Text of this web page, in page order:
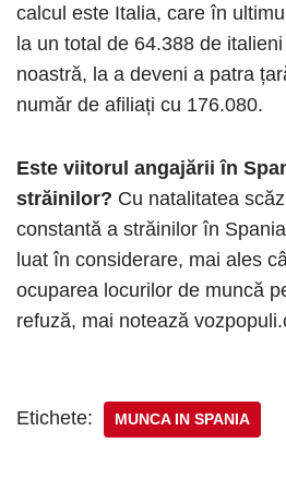
calcul este Italia, care în
la un total de 64.388 de
noastră, la a deveni a patra
număr de afiliați cu 176.080.
Este viitorul angajării în
străinilor? Cu natalitatea
constantă a străinilor în
luat în considerare, mai ales
ocuparea locurilor de muncă
refuză, mai notează
Etichete: MUNCA IN SPANIA